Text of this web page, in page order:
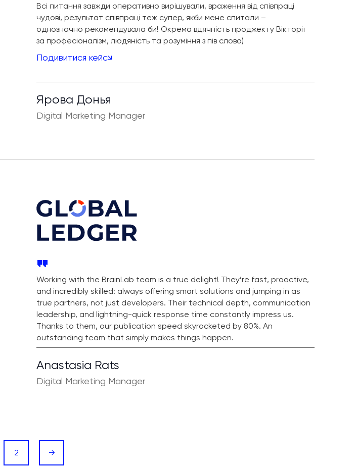
Всі питання завжди оперативно вирішували, враження від співпраці
чудові, результат співпраці теж супер, якби мене спитали –
однозначно рекомендувала би! Окрема вдячність проджекту Вікторії
за професіоналізм, людяність та розуміння з пів слова)
Подивитися кейс
Ярова Донья
Digital Marketing Manager
Working with the BrainLab team is a true delight! They’re fast, proactive,
and incredibly skilled: always offering smart solutions and jumping in as
true partners, not just developers. Their technical depth, communication
leadership, and lightning-quick response time constantly impress us.
Thanks to them, our publication speed skyrocketed by 80%. An
outstanding team that simply makes things happen.
Anastasia Rats
Digital Marketing Manager
2 →